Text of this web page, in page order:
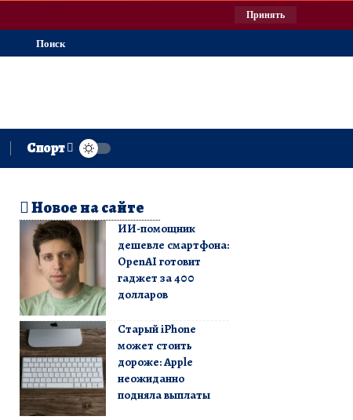
Принять
Поиск
Спорт
Новое на сайте
ИИ-помощник
дешевле смартфона:
OpenAI готовит
гаджет за 400
долларов
Старый iPhone
может стоить
дороже: Apple
неожиданно
подняла выплаты